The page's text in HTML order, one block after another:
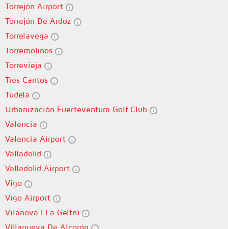
Torrejón Airport
Torrejón De Ardoz
Torrelavega
Torremolinos
Torrevieja
Tres Cantos
Tudela
Urbanización Fuerteventura Golf Club
Valencia
Valencia Airport
Valladolid
Valladolid Airport
Vigo
Vigo Airport
Vilanova I La Geltrú
Villanueva De Alcorón